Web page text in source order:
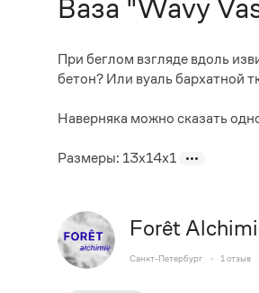
Ваза "Wavy
При беглом взгляде вдоль
бетон? Или вуаль бархатной
Наверняка можно сказать
Размеры: 13x14x1
Forêt
Санкт-Петербург 1 отзыв